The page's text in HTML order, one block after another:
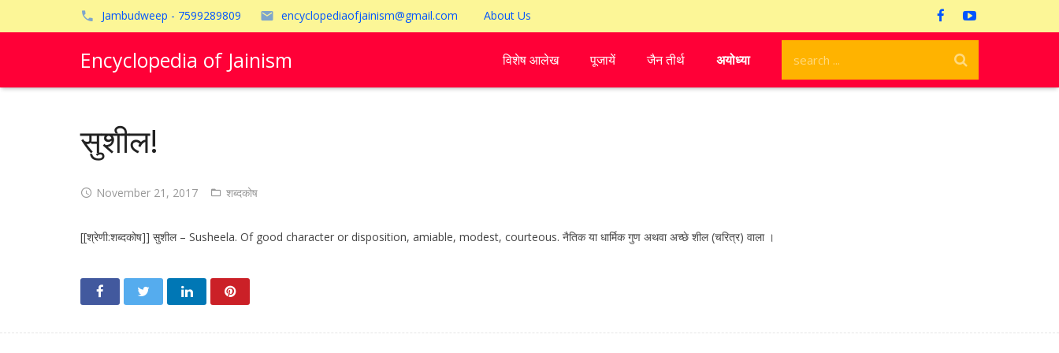
Jambudweep - 7599289809 encyclopediaofjainism@gmail.com About Us
Encyclopedia of Jainism विशेष आलेख पूजायें जैन तीर्थ अयोध्या
सुशील!
November 21, 2017 शब्दकोष
[[श्रेणी:शब्दकोष]] सुशील – Susheela. Of good character or disposition, amiable, modest, courteous. नैतिक या धार्मिक गुण अथवा अच्छे शील (चरित्र) वाला ।